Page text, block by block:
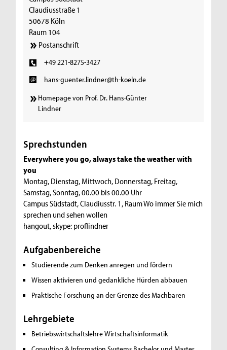
Claudiusstraße 1
50678 Köln
Raum 104
Postanschrift
+49 221-8275-3427
hans-guenter.lindner@th-koeln.de
Homepage von Prof. Dr. Hans-Günter
Lindner
Sprechstunden
Everywhere you go, always take the weather with
you
Montag, Dienstag, Mittwoch, Donnerstag, Freitag,
Samstag, Sonntag, 00.00 bis 00.00 Uhr
Campus Südstadt, Claudiusstr. 1, Raum Wo immer Sie mich
sprechen und sehen wollen
hangout, skype: proflindner
Aufgabenbereiche
Studierende zum Denken anregen und fördern
Wissen aktivieren und gedankliche Hürden abbauen
Praktische Forschung an der Grenze des Machbaren
Lehrgebiete
BetriebswirtschaftslehreWirtschaftsinformatik